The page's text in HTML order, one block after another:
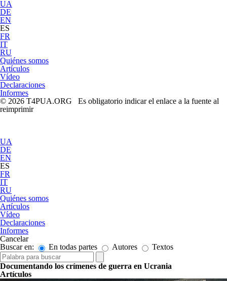
UA
DE
EN
ES
FR
IT
RU
Quiénes somos
Artículos
Vídeo
Declaraciones
Informes
© 2026 T4PUA.ORG Es obligatorio indicar el enlace a la fuente al
reimprimir
UA
DE
EN
ES
FR
IT
RU
Quiénes somos
Artículos
Vídeo
Declaraciones
Informes
Cancelar
Buscar en:
En todas partes Autores Textos
Documentando los crímenes de guerra en Ucrania
Artículos